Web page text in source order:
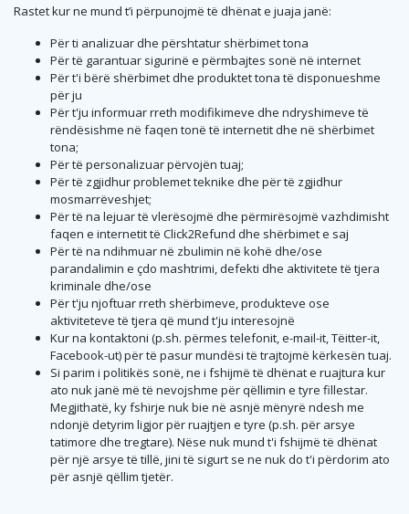
Rastet kur ne mund t’i përpunojmë të dhënat e juaja janë:
Për ti analizuar dhe përshtatur shërbimet tona
Për të garantuar sigurinë e përmbajtes sonë në internet
Për t'i bërë shërbimet dhe produktet tona të disponueshme
për ju
Për t'ju informuar rreth modifikimeve dhe ndryshimeve të
rëndësishme në faqen tonë të internetit dhe në shërbimet
tona;
Për të personalizuar përvojën tuaj;
Për të zgjidhur problemet teknike dhe për të zgjidhur
mosmarrëveshjet;
Për të na lejuar të vlerësojmë dhe përmirësojmë vazhdimisht
faqen e internetit të Click2Refund dhe shërbimet e saj
Për të na ndihmuar në zbulimin në kohë dhe/ose
parandalimin e çdo mashtrimi, defekti dhe aktivitete të tjera
kriminale dhe/ose
Për t'ju njoftuar rreth shërbimeve, produkteve ose
aktiviteteve të tjera që mund t'ju interesojnë
Kur na kontaktoni (p.sh. përmes telefonit, e-mail-it, Tëitter-it,
Facebook-ut) për të pasur mundësi të trajtojmë kërkesën tuaj.
Si parim i politikës sonë, ne i fshijmë të dhënat e ruajtura kur
ato nuk janë më të nevojshme për qëllimin e tyre fillestar.
Megjithatë, ky fshirje nuk bie në asnjë mënyrë ndesh me
ndonjë detyrim ligjor për ruajtjen e tyre (p.sh. për arsye
tatimore dhe tregtare). Nëse nuk mund t'i fshijmë të dhënat
për një arsye të tillë, jini të sigurt se ne nuk do t'i përdorim ato
për asnjë qëllim tjetër.